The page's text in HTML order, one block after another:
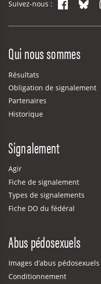
Suivez-nous :
Site Menu
Qui nous sommes
Résultats
Obligation de signalement
Partenaires
Historique
Signalement
Agir
Fiche de signalement
Types de signalements
Fiche DO du fédéral
Abus pédosexuels
Images d’abus pédosexuels
Conditionnement